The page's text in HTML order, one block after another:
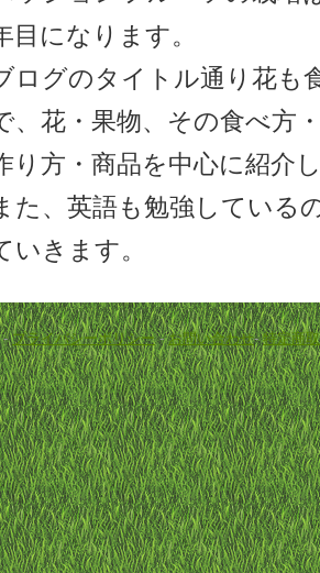
目になります。
ログのタイトル通り花も
、花・果物、その食べ方
り方・商品を中心に紹介
た、英語も勉強している
いきます。
-プライバシーポリシー-お問い合わせ-特定商